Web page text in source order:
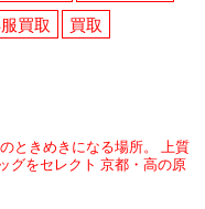
買取
買取
ときめきになる場所。
上質
グをセレクト 京都・高の原